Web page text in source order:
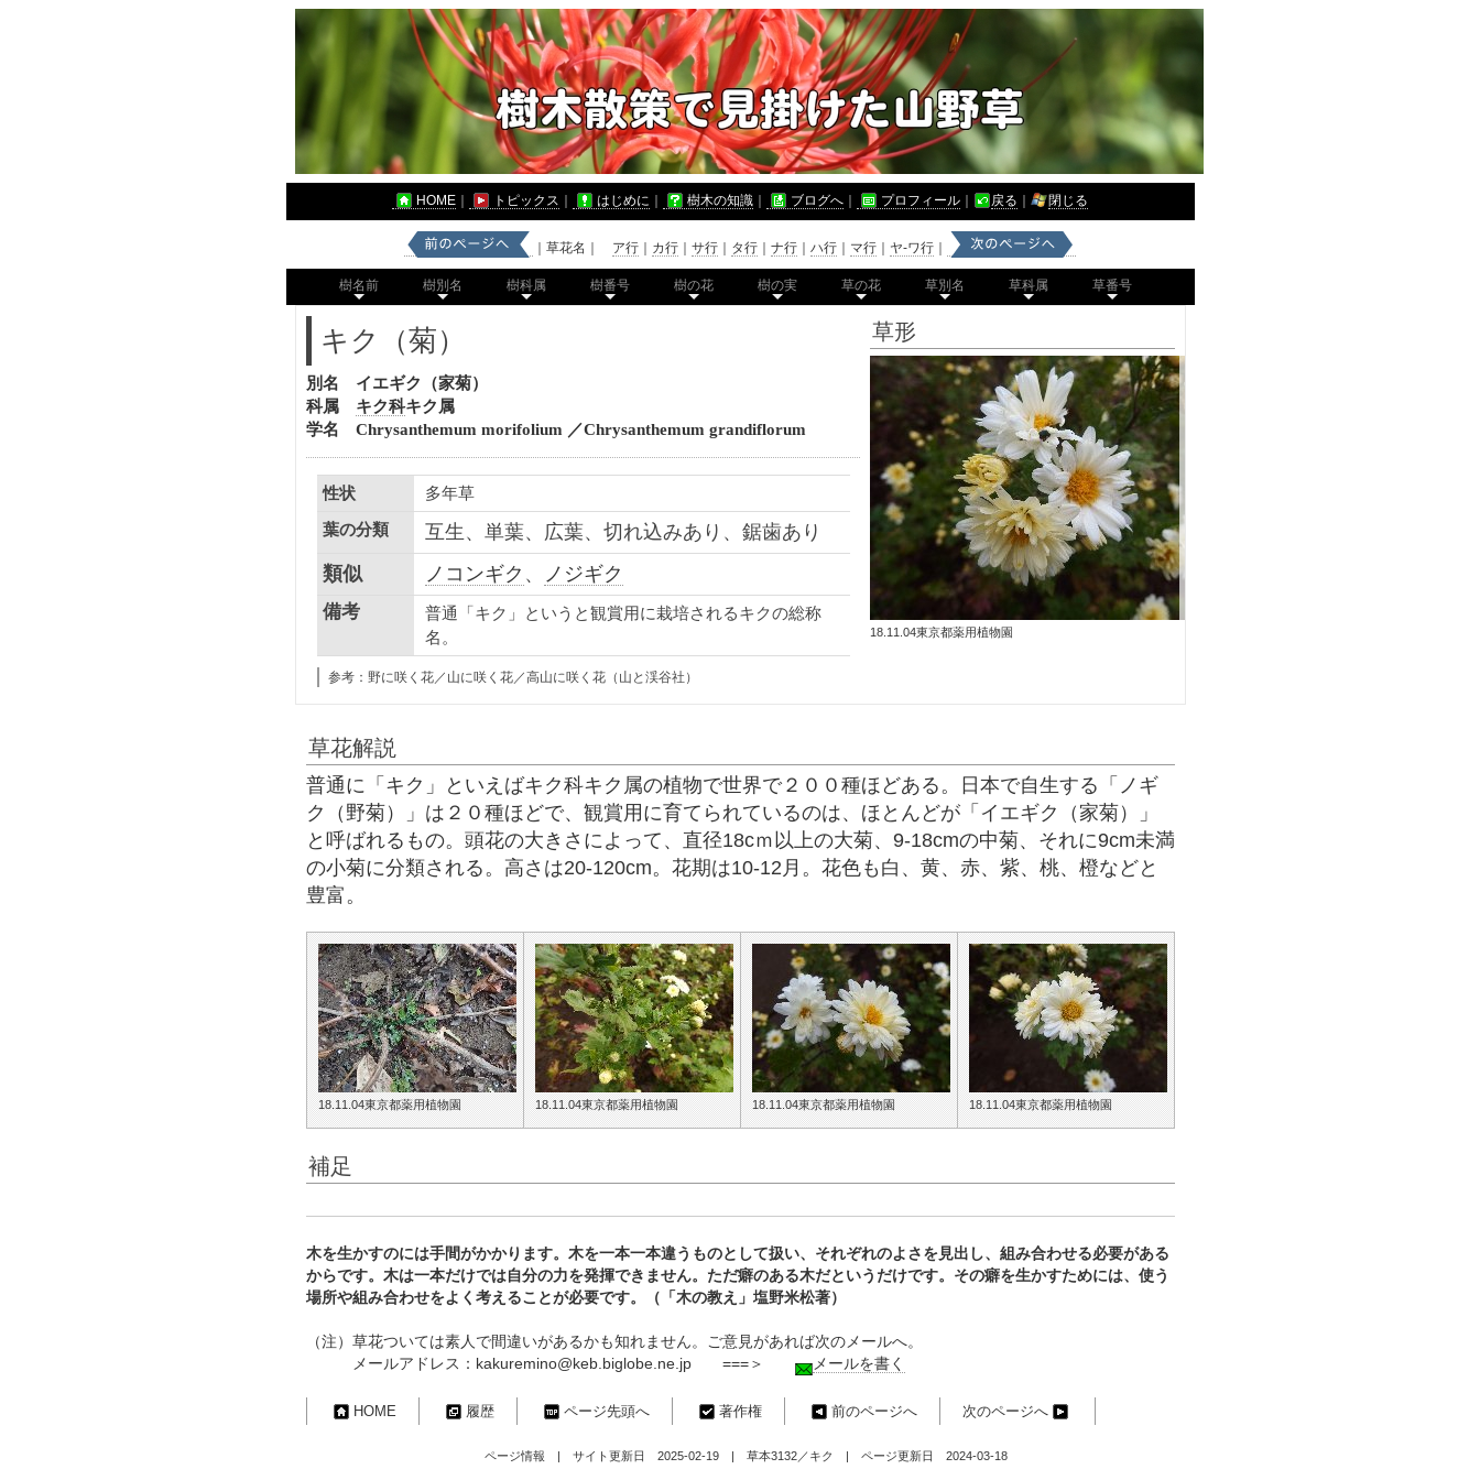
HOME トピックス はじめに 樹木の知識 ブログへ プロフィール 戻る 閉じる
｜草花名｜ ア行 カ行 サ行 タ行 ナ行 ハ行 マ行 ヤ-ワ行
樹名前 樹別名 樹科属 樹番号 樹の花 樹の実 草の花 草別名 草科属 草番号
キク（菊）
別名 イエギク（家菊）
科属 キク科キク属
学名 Chrysanthemum morifolium ／Chrysanthemum grandiflorum
性状 多年草
葉の分類
互生、単葉、広葉、切れ込みあり、鋸歯あり
類似
ノコンギク 、 ノジギク
備考
普通「キク」というと観賞用に栽培されるキクの総称
名。
参考：野に咲く花／山に咲く花／高山に咲く花（山と渓谷社）
草形
18.11.04東京都薬用植物園
草花解説
普通に「キク」といえばキク科キク属の植物で世界で２００種ほどある。日本で自生する「ノギ
ク（野菊）」は２０種ほどで、観賞用に育てられているのは、ほとんどが「イエギク（家菊）」
と呼ばれるもの。頭花の大きさによって、直径18cｍ以上の大菊、9-18cmの中菊、それに9cm未満
の小菊に分類される。高さは20-120cm。花期は10-12月。花色も白、黄、赤、紫、桃、橙などと
豊富。
18.11.04東京都薬用植物園 18.11.04東京都薬用植物園 18.11.04東京都薬用植物園 18.11.04東京都薬用植物園
補足
木を生かすのには手間がかかります。木を一本一本違うものとして扱い、それぞれのよさを見出し、組み合わせる必要がある
からです。木は一本だけでは自分の力を発揮できません。ただ癖のある木だというだけです。その癖を生かすためには、使う
場所や組み合わせをよく考えることが必要です。（「木の教え」塩野米松著）
（注）草花ついては素人で間違いがあるかも知れません。ご意見があれば次のメールへ。
メールアドレス：kakuremino@keb.biglobe.ne.jp ===＞
メールを書く
HOME 履歴 ページ先頭へ 著作権 前のページへ 次のページへ
ページ情報 | サイト更新日 2025-02-19 | 草本3132／キク | ページ更新日 2024-03-18